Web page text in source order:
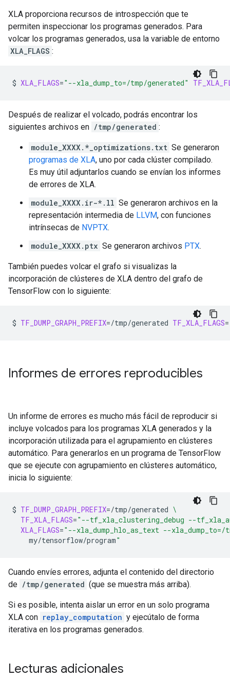
XLA proporciona recursos de introspección que te
permiten inspeccionar los programas generados. Para
volcar los programas generados, usa la variable de entorno
XLA_FLAGS :
$ XLA_FLAGS="--xla_dump_to=/tmp/generated"
Después de realizar el volcado, podrás encontrar los
siguientes archivos en /tmp/generated :
module_XXXX.*_optimizations.txt Se generaron
programas de XLA, uno por cada clúster compilado.
Es muy útil adjuntarlos cuando se envían los informes
de errores de XLA.
module_XXXX.ir-*.ll Se generaron archivos en la
representación intermedia de LLVM, con funciones
intrínsecas de NVPTX.
module_XXXX.ptx Se generaron archivos PTX.
También puedes volcar el grafo si visualizas la
incorporación de clústeres de XLA dentro del grafo de
TensorFlow con lo siguiente:
$ TF_DUMP_GRAPH_PREFIX=/tmp/generated TF_XLA_FLAGS=
Informes de errores reproducibles
Un informe de errores es mucho más fácil de reproducir si
incluye volcados para los programas XLA generados y la
incorporación utilizada para el agrupamiento en clústeres
automático. Para generarlos en un programa de TensorFlow
que se ejecute con agrupamiento en clústeres automático,
inicia lo siguiente:
$ TF_DUMP_GRAPH_PREFIX=/tmp/generated \
TF_XLA_FLAGS="--tf_xla_clustering_debug --
XLA_FLAGS="--xla_dump_hlo_as_text --xla_dump_to=/
my/tensorflow/program"
Cuando envíes errores, adjunta el contenido del directorio
de /tmp/generated (que se muestra más arriba).
Si es posible, intenta aislar un error en un solo programa
XLA con replay_computation y ejecútalo de forma
iterativa en los programas generados.
Lecturas adicionales